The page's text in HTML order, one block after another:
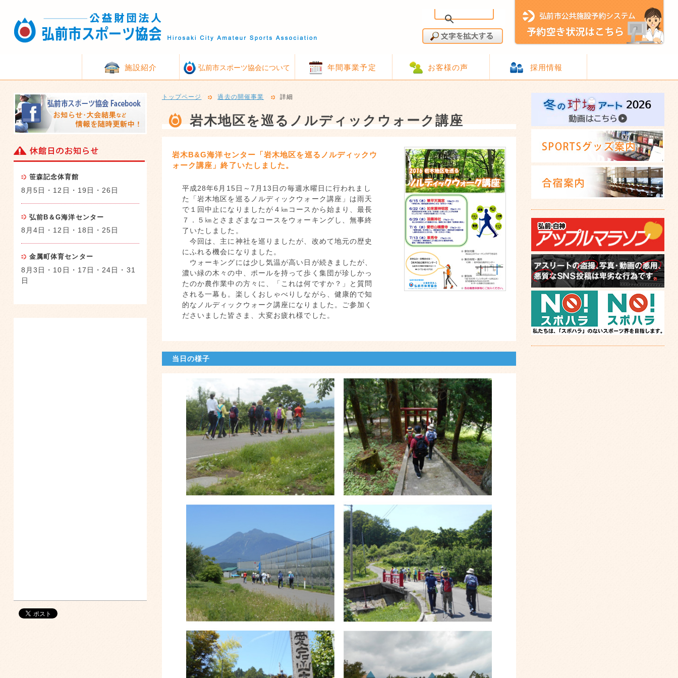
施設紹介 弘前市スポーツ協会について 年間事業予定 お客様の声 採用情報
トップページ 過去の開催事業 詳細
岩木地区を巡るノルディックウォーク講座
岩木B&G海洋センター「岩木地区を巡るノルディックウ
ォーク講座」終了いたしました。
平成28年6月15日～7月13日の毎週水曜日に行われまし
た「岩木地区を巡るノルディックウォーク講座」は雨天
で１回中止になりましたが４㎞コースから始まり、最長
７．５㎞とさまざまなコースをウォーキングし、無事終
了いたしました。
今回は、主に神社を巡りましたが、改めて地元の歴史
にふれる機会になりました。
ウォーキングには少し気温が高い日が続きましたが、
濃い緑の木々の中、ポールを持って歩く集団が珍しかっ
たのか農作業中の方々に、「これは何ですか？」と質問
される一幕も。楽しくおしゃべりしながら、健康的で知
的なノルディックウォーク講座になりました。ご参加く
ださいました皆さま、大変お疲れ様でした。
当日の様子
笹森記念体育館
8月5日・12日・19日・26日
弘前B＆G海洋センター
8月4日・12日・18日・25日
金属町体育センター
8月3日・10日・17日・24日・31
日